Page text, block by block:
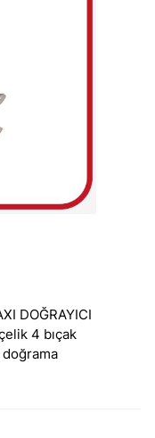
DOĞRAYICI
4 bıçak
doğrama